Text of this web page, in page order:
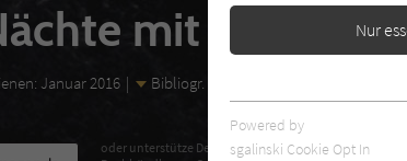
mit Violeta
Januar 2016 Bibliogr. Angaben
oder unterstütze Deinen
Nur
Essentielle Cookies
benötigt. Dadurch ist
Powered by
sgalinski Cookie Opt In